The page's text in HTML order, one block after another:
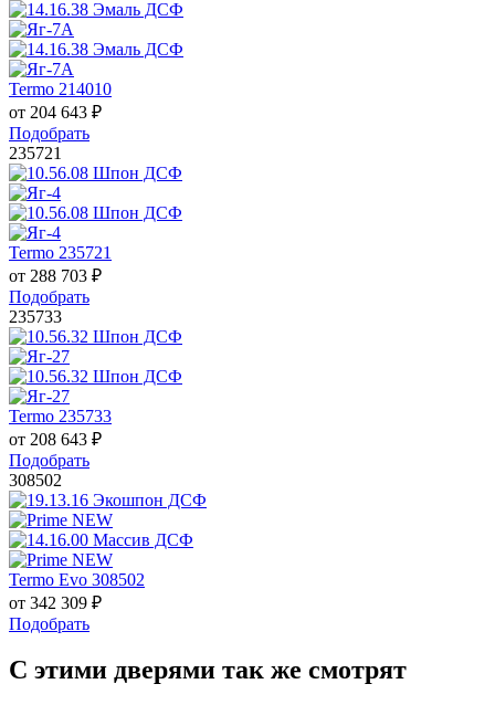
Termo 214010
от 204 643 ₽
Подобрать
235721
Termo 235721
от 288 703 ₽
Подобрать
235733
Termo 235733
от 208 643 ₽
Подобрать
308502
Termo Evo 308502
от 342 309 ₽
Подобрать
С этими дверями так же смотрят